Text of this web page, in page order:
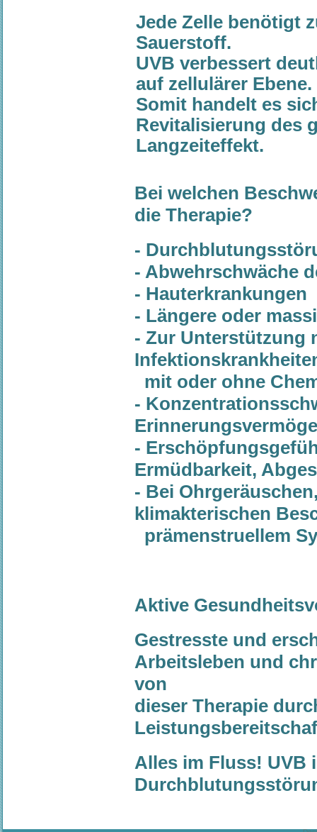
Jede Zelle benötigt
Sauerstoff.
UVB verbessert
auf zellulärer Ebene.
Somit handelt es
Revitalisierung des
Langzeiteffekt.
Bei welchen
die Therapie?
-
- Abwehrschwäche
- Hauterkrankungen
- Längere oder
- Zur Unterstützung
mit oder ohne
-
-
Ermüdbarkeit,
- Bei
klimakterischen
prämenstruellem
Aktive
Gestresste und
Arbeitsleben und
von
dieser Therapie
Alles im Fluss! UVB